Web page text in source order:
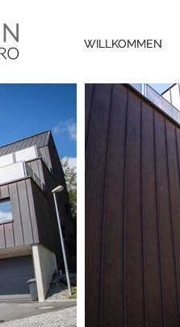
WILLKOMMEN
WILLKOMMEN